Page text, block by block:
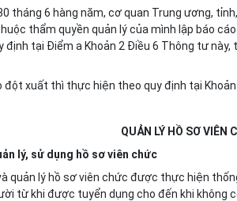
tháng 6 hàng năm, cơ quan Trung ương,
thẩm quyền quản lý của mình lập báo
tại Điểm a Khoản 2 Điều 6 Thông tư này,
đột xuất thì thực hiện theo quy định tại
QUẢN LÝ HỒ SƠ VIÊN
lý, sử dụng hồ sơ viên chức
quản lý hồ sơ viên chức được thực hiện
từ khi được tuyển dụng cho đến khi không